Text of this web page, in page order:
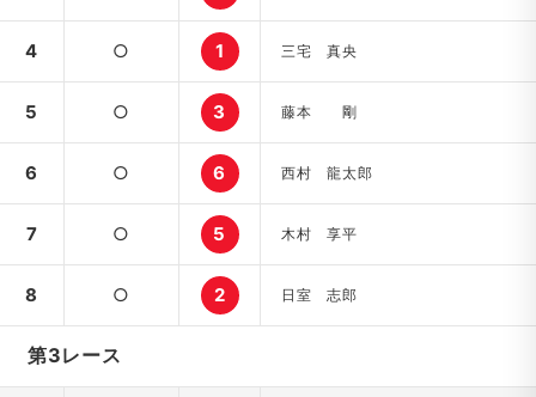
4 ○ 1 三宅 真央
5 ○ 3 藤本 剛
6 ○ 6 西村 龍太郎
7 ○ 5 木村 享平
8 ○ 2 日室 志郎
第3レース